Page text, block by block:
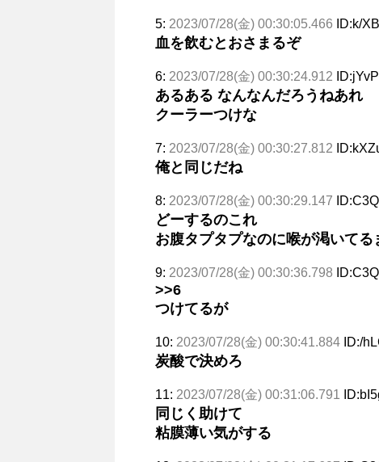
5: 2023/07/28(金) 00:30:05.466 ID:k/
血を飲むとおさまるぞ
6: 2023/07/28(金) 00:30:24.912
あるある なんなんだろうねあれ
クーラーつけな
7: 2023/07/28(金) 00:30:27.812
俺と同じだね
8: 2023/07/28(金) 00:30:29.147
どーするのこれ
お腹タプタプなのに喉が渇いてる
9: 2023/07/28(金) 00:30:36.798
>>6
つけてるが
10: 2023/07/28(金) 00:30:41.884 ID:/
炭酸で決めろ
11: 2023/07/28(金) 00:31:06.791
同じく助けて
粘膜薄い気がする